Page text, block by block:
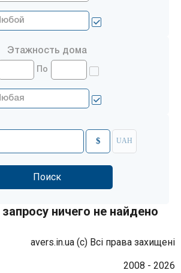
Этажность дома
По
$ UAH
ничего не найдено
avers.in.ua (с) Всі права захищені
2008 - 2026